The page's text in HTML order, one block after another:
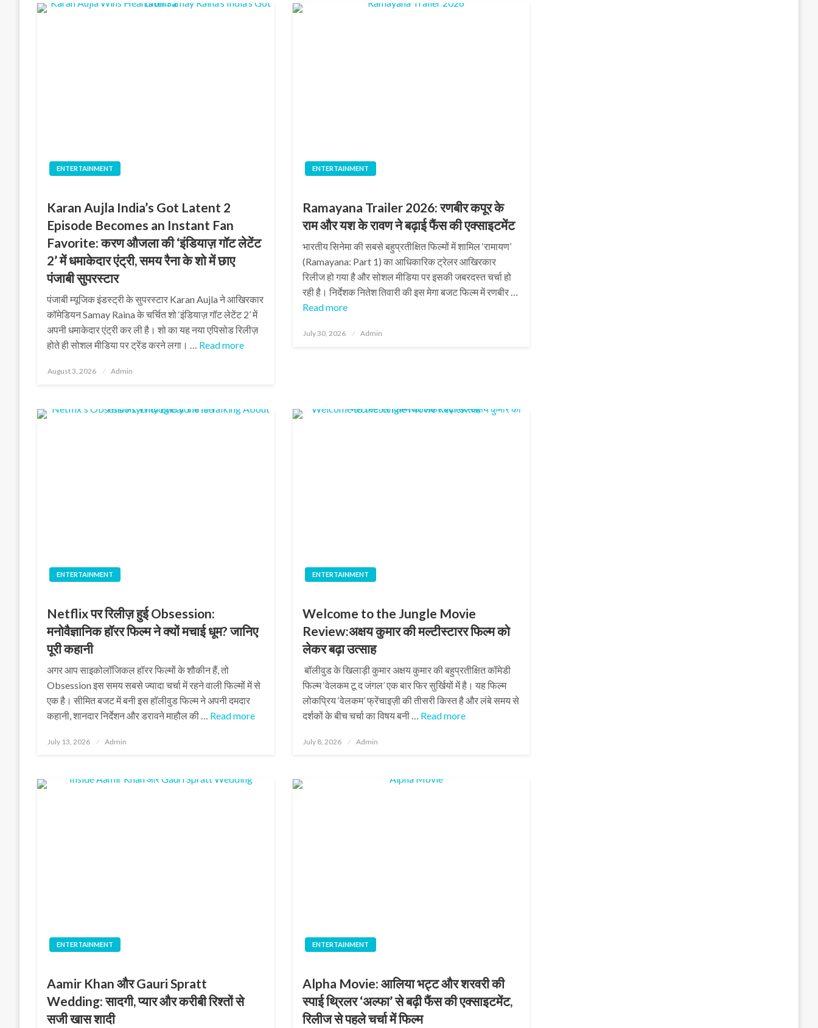
ENTERTAINMENT
Karan Aujla India’s Got Latent 2
Episode Becomes an Instant Fan
Favorite: करण औजला की ‘इंडियाज़ गॉट लेटेंट
2’ में धमाकेदार एंट्री, समय रैना के शो में छाए
पंजाबी सुपरस्टार
पंजाबी म्यूजिक इंडस्ट्री के सुपरस्टार Karan Aujla ने आखिरकार
कॉमेडियन Samay Raina के चर्चित शो ‘इंडियाज़ गॉट लेटेंट 2’ में
अपनी धमाकेदार एंट्री कर ली है। शो का यह नया एपिसोड रिलीज़
होते ही सोशल मीडिया पर ट्रेंड करने लगा। … Read more
Posted
August 3, 2026 Admin
ENTERTAINMENT
Ramayana Trailer 2026: रणबीर कपूर के
राम और यश के रावण ने बढ़ाई फैंस की एक्साइटमेंट
भारतीय सिनेमा की सबसे बहुप्रतीक्षित फिल्मों में शामिल ‘रामायण’
(Ramayana: Part 1) का आधिकारिक ट्रेलर आखिरकार
रिलीज हो गया है और सोशल मीडिया पर इसकी जबरदस्त चर्चा हो
रही है। निर्देशक नितेश तिवारी की इस मेगा बजट फिल्म में रणबीर …
Read more
Posted
July 30, 2026 Admin
ENTERTAINMENT
Netflix पर रिलीज़ हुई Obsession:
मनोवैज्ञानिक हॉरर फिल्म ने क्यों मचाई धूम? जानिए
पूरी कहानी
अगर आप साइकोलॉजिकल हॉरर फिल्मों के शौकीन हैं, तो
Obsession इस समय सबसे ज्यादा चर्चा में रहने वाली फिल्मों में से
एक है। सीमित बजट में बनी इस हॉलीवुड फिल्म ने अपनी दमदार
कहानी, शानदार निर्देशन और डरावने माहौल की … Read more
Posted
July 13, 2026 Admin
ENTERTAINMENT
Welcome to the Jungle Movie
Review:अक्षय कुमार की मल्टीस्टारर फिल्म को
लेकर बढ़ा उत्साह
बॉलीवुड के खिलाड़ी कुमार अक्षय कुमार की बहुप्रतीक्षित कॉमेडी
फिल्म ‘वेलकम टू द जंगल’ एक बार फिर सुर्खियों में है। यह फिल्म
लोकप्रिय ‘वेलकम’ फ्रेंचाइज़ी की तीसरी किस्त है और लंबे समय से
दर्शकों के बीच चर्चा का विषय बनी … Read more
Posted
July 8, 2026 Admin
ENTERTAINMENT
Aamir Khan और Gauri Spratt
Wedding: सादगी, प्यार और करीबी रिश्तों से
सजी खास शादी
ENTERTAINMENT
Alpha Movie: आलिया भट्ट और शरवरी की
स्पाई थ्रिलर ‘अल्फा’ से बढ़ी फैंस की एक्साइटमेंट,
रिलीज से पहले चर्चा में फिल्म